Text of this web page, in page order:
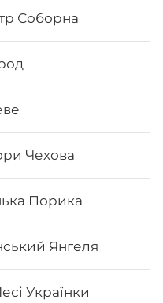
Соборна
Чехова
Порика
Янгеля
Українки
огірок, авокадо,